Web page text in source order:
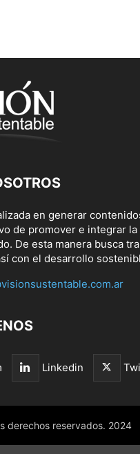
en generar
de promover e integrar
De esta manera busca
con el desarrollo
Linkedin
derechos reservados. 2024